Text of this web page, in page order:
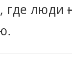
где люди